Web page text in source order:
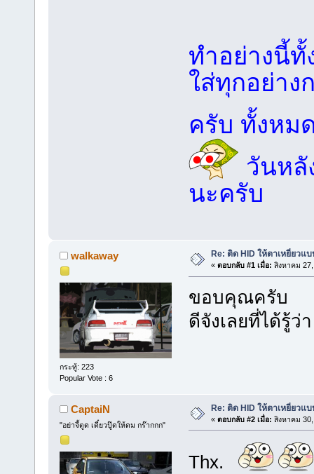
ทำอย่างนี้
ใส่ทุกอย่าง
ครับ ทั้งหม
วันหลั
นะครับ
walkaway
กระทู้: 223
Popular Vote : 6
Re: ติด HID ให้ตาเหยี่ยวแ
« ตอบกลับ #1 เมื่อ: สิงหาคม
ขอบคุณครับ
ดีจังเลยที่ได้รู้ว่
CaptaiN
"อย่าจี้ตูด เดี๋ยวปู๊ดให้ดม กร๊ากกก"
Re: ติด HID ให้ตาเหยี่ยวแ
« ตอบกลับ #2 เมื่อ: สิงหาคม
Thx.